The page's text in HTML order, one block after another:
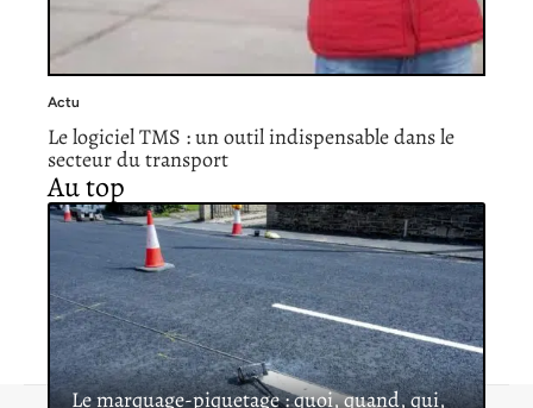
Actu
Le logiciel TMS : un outil indispensable dans le
secteur du transport
Au top
Le marquage-piquetage : quoi, quand, qui,